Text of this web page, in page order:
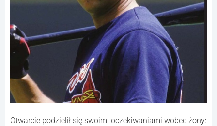
Otwarcie podzielił się swoimi oczekiwaniami wobec żony: